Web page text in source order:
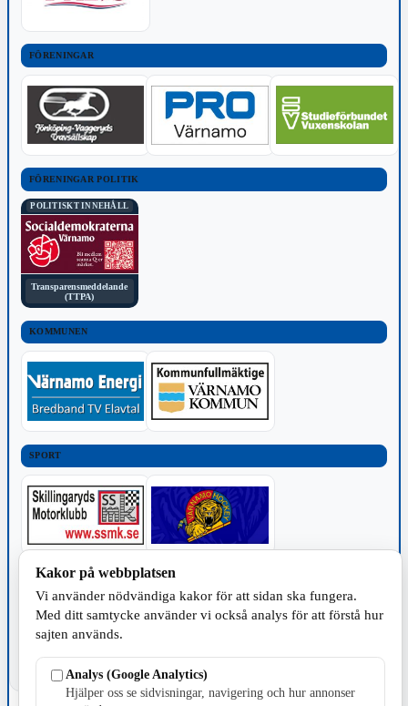
FÖRENINGAR
FÖRENINGAR POLITIK
POLITISKT INNEHÅLL
Transparensmeddelande
(TTPA)
KOMMUNEN
SPORT
TILLVERKNING
Kakor på webbplatsen
Vi använder nödvändiga kakor för att sidan ska fungera.
Med ditt samtycke använder vi också analys för att förstå hur
sajten används.
Analys (Google Analytics)
Hjälper oss se sidvisningar, navigering och hur annonser